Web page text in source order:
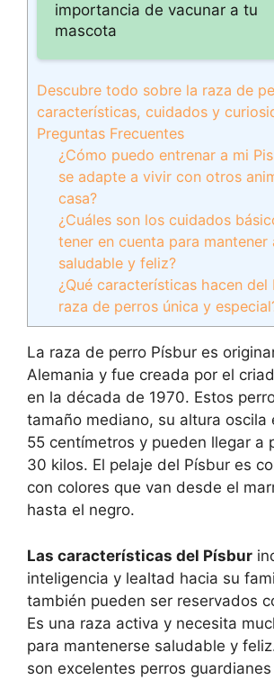
importancia de vacunar a tu
mascota
Descubre todo sobre la raza de
características, cuidados y
Preguntas Frecuentes
¿Cómo puedo entrenar a mi
se adapte a vivir con otros
casa?
¿Cuáles son los cuidados
tener en cuenta para mantener
saludable y feliz?
¿Qué características hacen del
raza de perros única y
La raza de perro Písbur es
Alemania y fue creada por el
en la década de 1970. Estos
tamaño mediano, su altura oscila
55 centímetros y pueden llegar a
30 kilos. El pelaje del Písbur es
con colores que van desde el
hasta el negro.
Las características del Písbur
inteligencia y lealtad hacia su
también pueden ser reservados
Es una raza activa y necesita
para mantenerse saludable y
son excelentes perros